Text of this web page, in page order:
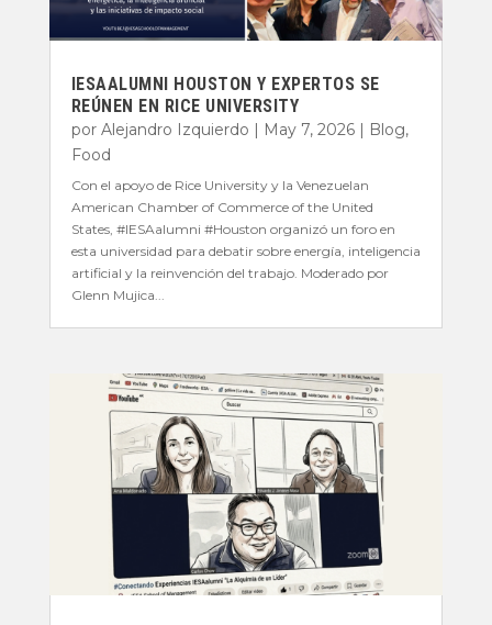
IESAALUMNI HOUSTON Y EXPERTOS SE
REÚNEN EN RICE UNIVERSITY
por Alejandro Izquierdo | May 7, 2026| Blog,
Food
Con el apoyo de Rice University y la Venezuelan
American Chamber of Commerce of the United
States, #IESAalumni #Houston organizó un foro en
esta universidad para debatir sobre energía, inteligencia
artificial y la reinvención del trabajo. Moderado por
Glenn Mujica...